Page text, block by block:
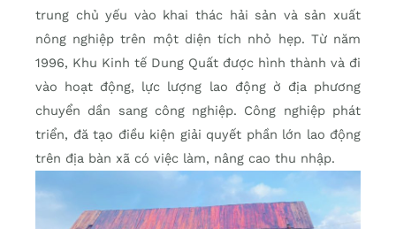
trung chủ yếu vào khai thác hải sản và sản xuất
nông nghiệp trên một diện tích nhỏ hẹp. Từ năm
1996, Khu Kinh tế Dung Quất được hình thành và đi
vào hoạt động, lực lượng lao động ờ địa phương
chuyển dần sang công nghiệp. Công nghiệp phát
triển, đă tạo điều kiện giải quyết phần lớn lao động
trên địa bàn xã có việc làm, nâng cao thu nhập.